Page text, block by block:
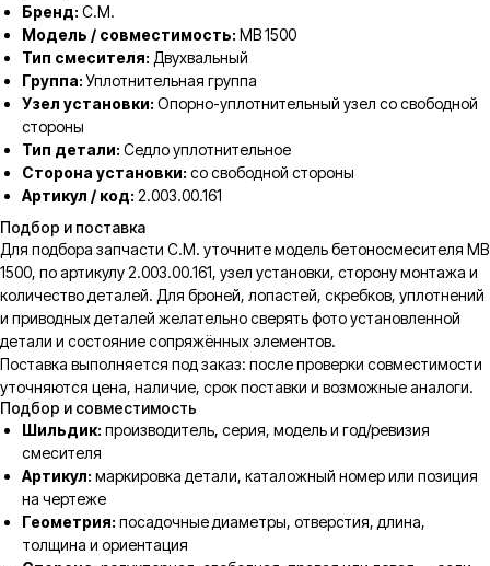
Бренд: C.M.
Модель / совместимость: MB 1500
Тип смесителя: Двухвальный
Группа:Уплотнительная группа
Узел установки: Опорно-уплотнительный узел со свободной
стороны
Тип детали: Седло уплотнительное
Сторона установки: со свободной стороны
Артикул / код: 2.003.00.161
Подбор и поставка
Для подбора запчасти C.M. уточните модель бетоносмесителя MB
1500, по артикулу 2.003.00.161, узел установки, сторону монтажа и
количество деталей. Для броней, лопастей, скребков, уплотнений
и приводных деталей желательно сверять фото установленной
детали и состояние сопряжённых элементов.
Поставка выполняется под заказ: после проверки совместимости
уточняются цена, наличие, срок поставки и возможные аналоги.
Подбор и совместимость
Шильдик: производитель, серия, модель и год/ревизия
смесителя
Артикул: маркировка детали, каталожный номер или позиция
на чертеже
Геометрия: посадочные диаметры, отверстия, длина,
толщина и ориентация